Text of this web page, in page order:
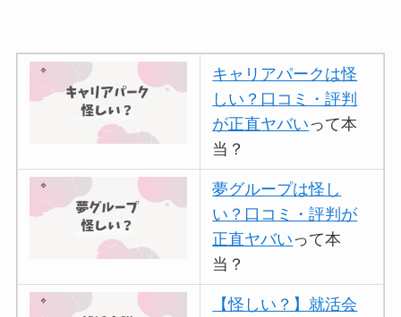
キャリアパークは怪
しい？口コミ・評判
が正直ヤバいって本
当？
夢グループは怪し
い？口コミ・評判が
正直ヤバいって本
当？
【怪しい？】就活会